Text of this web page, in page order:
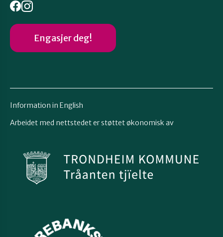
Engasjer deg!
Information in English
Arbeidet med nettstedet er støttet økonomisk av